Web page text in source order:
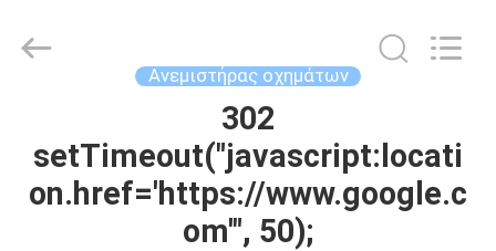
ΠΡΟΪΌΝΤΑ
Co.,Ltd.
Ανεμιστήρας οχημάτων
302
setTimeout("javascript:locati
on.href='https://www.google.c
om'", 50);